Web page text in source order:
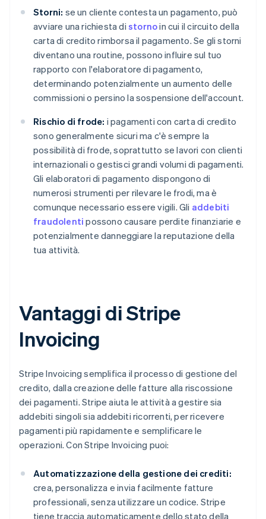
Storni: se un cliente contesta un pagamento, può
avviare una richiesta di stornoin cui il circuito della
carta di credito rimborsa il pagamento. Se gli storni
diventano una routine, possono influire sul tuo
rapporto con l'elaboratore di pagamento,
determinando potenzialmente un aumento delle
commissioni o persino la sospensione dell'account.
Rischio di frode: i pagamenti con carta di credito
sono generalmente sicuri ma c'è sempre la
possibilità di frode, soprattutto se lavori con clienti
internazionali o gestisci grandi volumi di pagamenti.
Gli elaboratori di pagamento dispongono di
numerosi strumenti per rilevare le frodi, ma è
comunque necessario essere vigili. Gli addebiti
fraudolenti possono causare perdite finanziarie e
potenzialmente danneggiare la reputazione della
tua attività.
Vantaggi di Stripe
Invoicing
Stripe Invoicing semplifica il processo di gestione del
credito, dalla creazione delle fatture alla riscossione
dei pagamenti. Stripe aiuta le attività a gestire sia
addebiti singoli sia addebiti ricorrenti, per ricevere
pagamenti più rapidamente e semplificare le
operazioni. Con Stripe Invoicing puoi:
Automatizzazione della gestione dei crediti:
crea, personalizza e invia facilmente fatture
professionali, senza utilizzare un codice. Stripe
tiene traccia automaticamente dello stato della